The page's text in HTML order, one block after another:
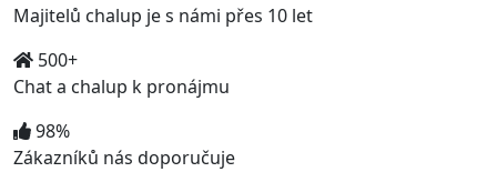
Majitelů chalup je s námi přes 10 let
500+
Chat a chalup k pronájmu
98%
Zákazníků nás doporučuje